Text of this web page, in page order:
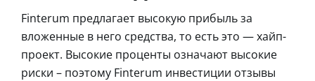
Finterum предлагает высокую прибыль за
вложенные в него средства, то есть это — хайп-
проект. Высокие проценты означают высокие
риски – поэтому Finterum инвестиции отзывы